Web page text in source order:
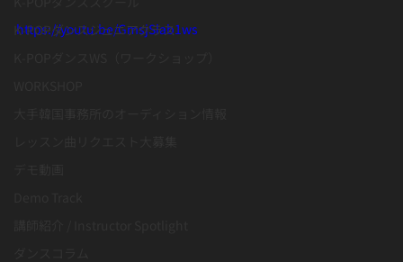
K-POPダンスジュニアクラス
https://youtu.be/GmsjSlab1ws